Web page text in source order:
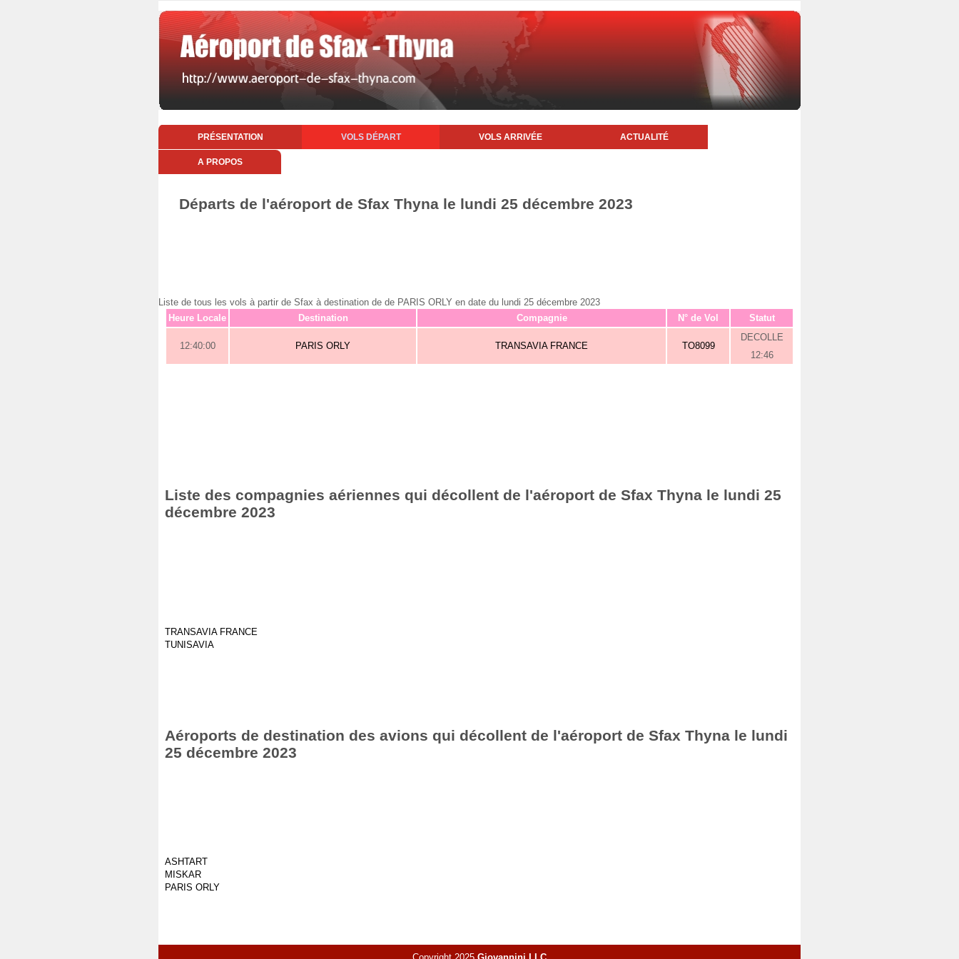
PRÉSENTATION VOLS DÉPART VOLS ARRIVÉE ACTUALITÉ
A PROPOS
Départs de l'aéroport de Sfax Thyna le lundi 25 décembre 2023
Liste de tous les vols à partir de Sfax à destination de de PARIS ORLY en date du lundi 25 décembre 2023
Heure Locale
Destination Compagnie N° de Vol Statut
12:40:00 PARIS ORLY TRANSAVIA FRANCE TO8099
DECOLLE
12:46
Liste des compagnies aériennes qui décollent de l'aéroport de Sfax Thyna le lundi 25
décembre 2023
TRANSAVIA FRANCE
TUNISAVIA
Aéroports de destination des avions qui décollent de l'aéroport de Sfax Thyna le lundi
25 décembre 2023
ASHTART
MISKAR
PARIS ORLY